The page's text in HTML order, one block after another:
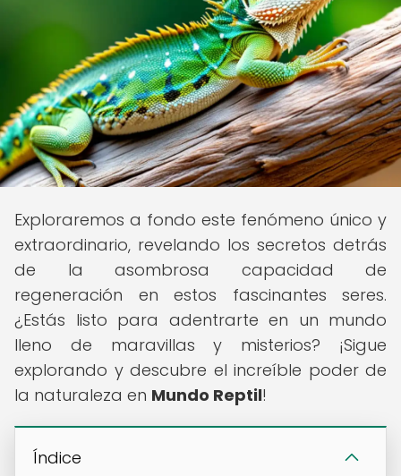
Exploraremos a fondo este fenómeno único y
extraordinario, revelando los secretos detrás
de la asombrosa capacidad de
regeneración en estos fascinantes seres.
¿Estás listo para adentrarte en un mundo
lleno de maravillas y misterios? ¡Sigue
explorando y descubre el increíble poder de
la naturaleza en Mundo Reptil!
Índice